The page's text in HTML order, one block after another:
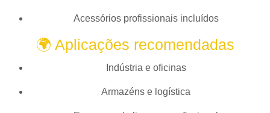
Acessórios profissionais incluídos
🌍 Aplicações recomendadas
Indústria e oficinas
Armazéns e logística